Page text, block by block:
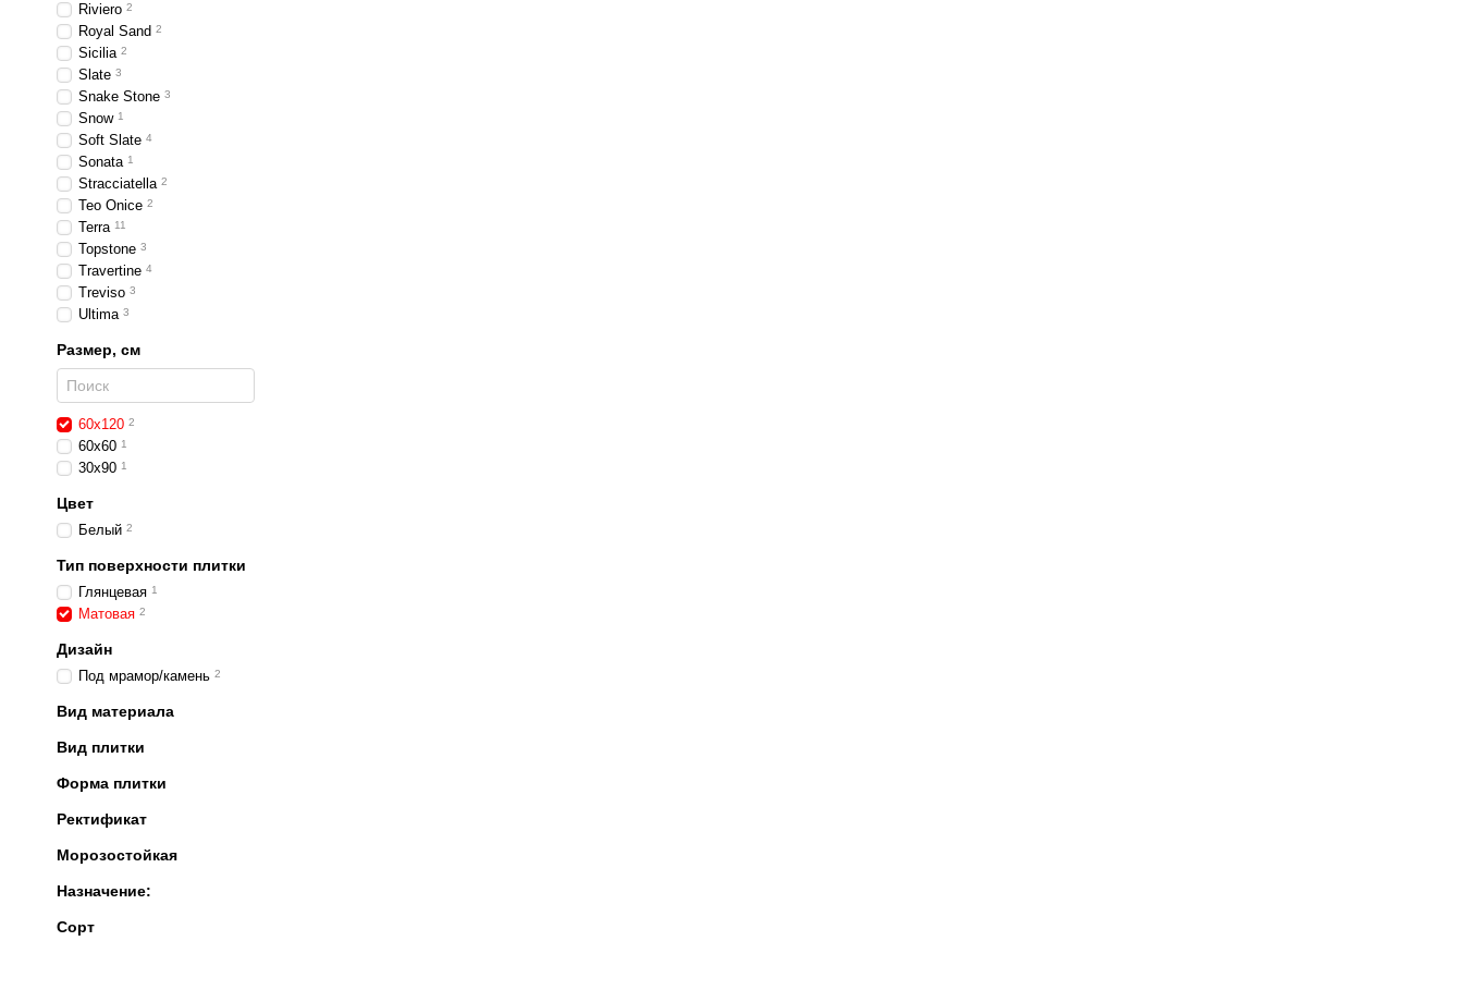
Riviero 2
Royal Sand 2
Sicilia 2
Slate 3
Snake Stone 3
Snow 1
Soft Slate 4
Sonata 1
Stracciatella 2
Teo Onice 2
Terra 11
Topstone 3
Travertine 4
Treviso 3
Ultima 3
Размер, см
60x120 2
60x60 1
30x90 1
Цвет
Белый 2
Тип поверхности плитки
Глянцевая 1
Матовая 2
Дизайн
Под мрамор/камень 2
Вид материала
Вид плитки
Форма плитки
Ректификат
Морозостойкая
Назначение:
Сорт